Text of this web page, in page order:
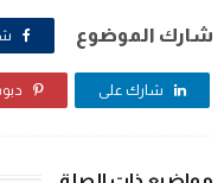
شارك الموضوع
شارك على